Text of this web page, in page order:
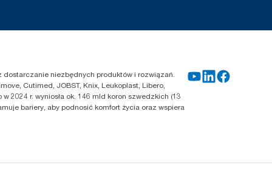
dostarczanie niezbędnych produktów i rozwiązań.
Cutimed, JOBST, Knix, Leukoplast, Libero,
2024 r. wyniosła ok. 146 mld koron szwedzkich (13
bariery, aby podnosić komfort życia oraz wspiera